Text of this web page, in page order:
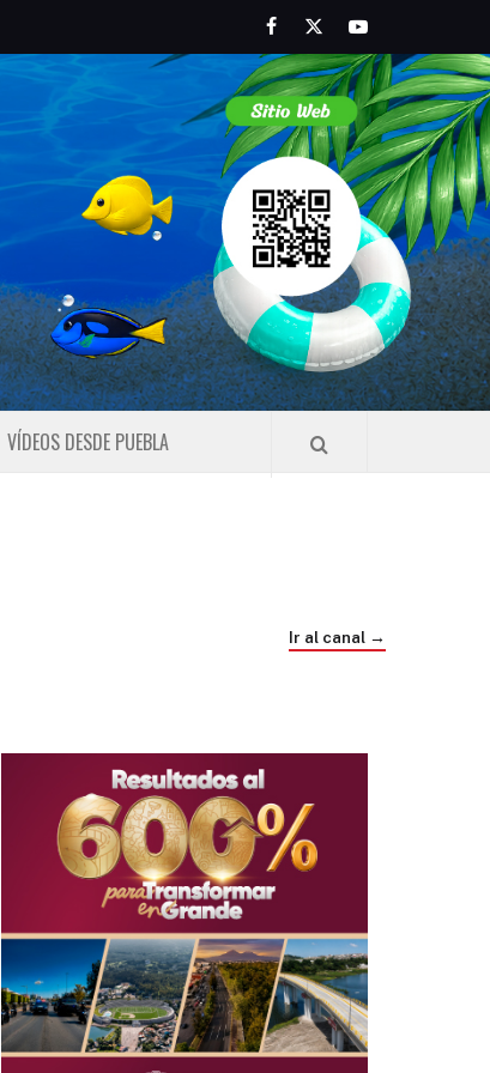
FacebookTwitterYoutube
VÍDEOS DESDE PUEBLA
Ir al canal →